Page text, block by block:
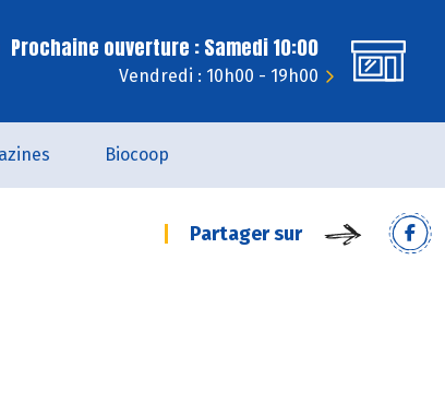
Prochaine ouverture : Samedi 10:00
Vendredi : 10h00 - 19h00
Biocoop
Partager sur